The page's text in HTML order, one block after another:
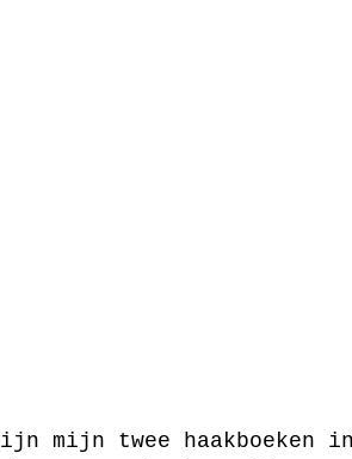
mijn twee haakboeken